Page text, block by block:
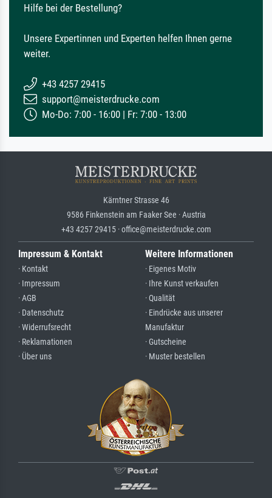
Hilfe bei der Bestellung?
Unsere Expertinnen und Experten helfen Ihnen gerne
weiter.
+43 4257 29415
support@meisterdrucke.com
Mo-Do: 7:00 - 16:00 | Fr: 7:00 - 13:00
Kärntner Strasse 46
9586 Finkenstein am Faaker See · Austria
+43 4257 29415 · office@meisterdrucke.com
Impressum & Kontakt
· Kontakt
· Impressum
· AGB
· Datenschutz
· Widerrufsrecht
· Reklamationen
· Über uns
Weitere Informationen
· Eigenes Motiv
· Ihre Kunst verkaufen
· Qualität
· Eindrücke aus unserer
Manufaktur
· Gutscheine
· Muster bestellen